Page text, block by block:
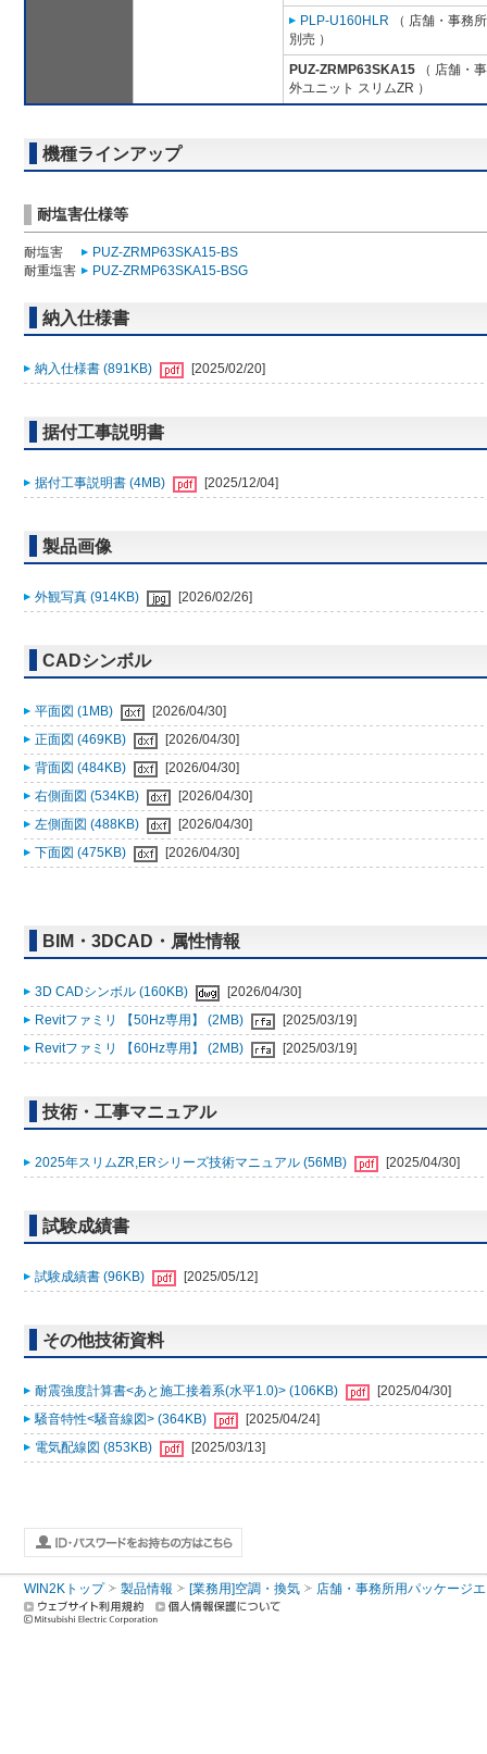
PLP-U160HLR （ 店舗・事務
別売 ）
PUZ-ZRMP63SKA15 （ 店舗・
外ユニット スリムZR ）
機種ラインアップ
耐塩害仕様等
耐塩害
PUZ-ZRMP63SKA15-BS
耐重塩害
PUZ-ZRMP63SKA15-BSG
納入仕様書
納入仕様書 (891KB) [2025/02/20]
据付工事説明書
据付工事説明書 (4MB) [2025/12/04]
製品画像
外観写真 (914KB) [2026/02/26]
CADシンボル
平面図 (1MB)
[2026/04/30]
正面図 (469KB)
[2026/04/30]
背面図 (484KB)
[2026/04/30]
右側面図 (534KB)
[2026/04/30]
左側面図 (488KB)
[2026/04/30]
下面図 (475KB)
[2026/04/30]
BIM・3DCAD・属性情報
3D CADシンボル (160KB)
[2026/04/30]
Revitファミリ 【50Hz専用】 (2MB)
[2025/03/19]
Revitファミリ 【60Hz専用】 (2MB)
[2025/03/19]
技術・工事マニュアル
2025年スリムZR,ERシリーズ技術マニュアル (56MB) [2025/04/30]
試験成績書
試験成績書 (96KB) [2025/05/12]
その他技術資料
耐震強度計算書<あと施工接着系(水平1.0)> (106KB)
[2025/04/30]
騒音特性<騒音線図> (364KB)
[2025/04/24]
電気配線図 (853KB)
[2025/03/13]
WIN2Kトップ 製品情報 [業務用]空調・換気 店舗・事務所用パッケージ